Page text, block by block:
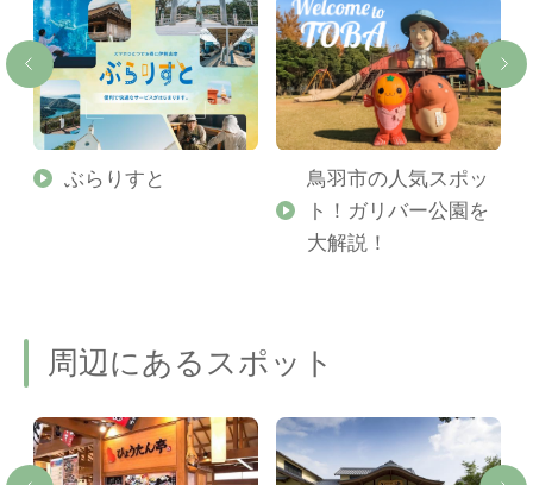
ぶらりすと
鳥羽市の人気スポッ
ト！ガリバー公園を
大解説！
周辺にあるスポット